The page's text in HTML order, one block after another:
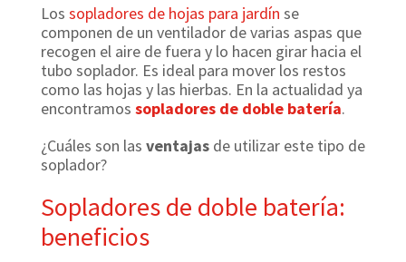
Los sopladores de hojas para jardín se
componen de un ventilador de varias aspas que
recogen el aire de fuera y lo hacen girar hacia el
tubo soplador. Es ideal para mover los restos
como las hojas y las hierbas. En la actualidad ya
encontramos sopladores de doble batería.
¿Cuáles son las ventajas de utilizar este tipo de
soplador?
Sopladores de doble batería:
beneficios